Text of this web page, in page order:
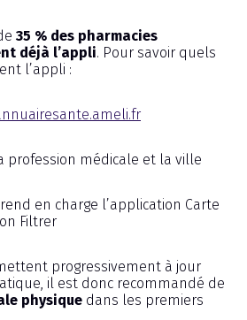
35 % des pharmacies
déjà l’appli. Pour savoir quels
l’appli :
profession médicale et la ville
en charge l’application Carte
Filtrer
progressivement à jour
il est donc recommandé de
physique dans les premiers